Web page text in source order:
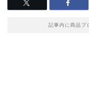
記事内に商品プ